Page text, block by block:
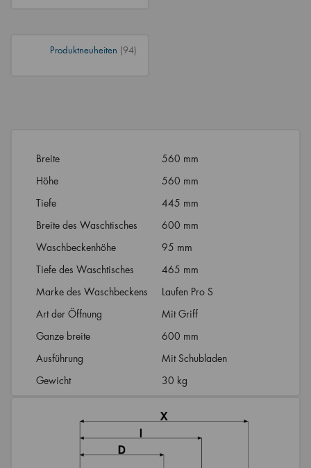
Produktneuheiten (94)
Breite
560 mm
Höhe
560 mm
Tiefe
445 mm
Breite des Waschtisches
600 mm
Waschbeckenhöhe
95 mm
Tiefe des Waschtisches
465 mm
Marke des Waschbeckens
Laufen Pro S
Art der Öffnung
Mit Griff
Ganze breite
600 mm
Ausführung
Mit Schubladen
Gewicht
30 kg